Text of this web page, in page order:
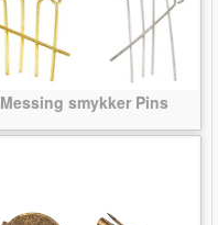
Messing smykker Pins